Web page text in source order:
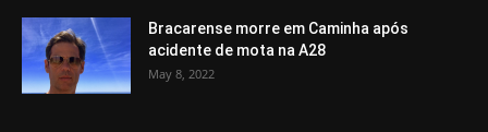
Bracarense morre em Caminha após
acidente de mota na A28
May 8, 2022